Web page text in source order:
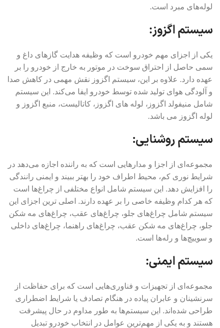
لوله‌های مبرد است.
سیستم اگزوز:
یکی از اجزای مهم خودرو است که وظیفه هدایت گازهای داغ و
سمی حاصل از احتراق سوخت در موتور به خارج از خودرو را بر
عهده دارد. علاوه بر این، سیستم اگزوز نقش مهمی در کاهش صدا
و آلودگی هوای تولید شده توسط خودرو ایفا می‌کند. این سیستم
شامل منیفولد اگزوز، لوله های اگزوز، کاتالیست، منبع اگزوز و
لوله اگزوز می باشد.
سیستم روشنایی:
مجموعه‌ای از اجزا و مدارهایی است که به راننده اجازه می‌دهد در
شرایط نوری کم، محیط اطراف خود را بهتر ببیند و ایمنی رانندگی
را افزایش دهد. این سیستم شامل انواع مختلفی از چراغ‌ها است
که هر کدام وظیفه خاصی را بر عهده دارند. اصلی ترین اجزای این
سیستم شامل چراغ‌های جلو، چراغ‌های عقب، چراغ‌های مه شکن
جلو، چراغ‌های مه شکن عقب، چراغ‌های راهنما، چراغ‌های داخلی
و سوییچ‌ها و رله‌ها است.
سیستم ایمنی:
مجموعه‌ای از تجهیزات و فناوری‌هایی است که برای حفاظت از
سرنشینان و عابران پیاده در هنگام تصادف یا شرایط اضطراری
طراحی شده‌اند. این سیستم‌ها به طور مداوم در حال پیشرفت
هستند و به یکی از مهم‌ترین عوامل در انتخاب خودرو تبدیل